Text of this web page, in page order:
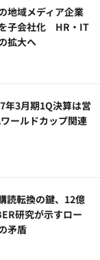
地域メディア企業
を子会社化 HR・IT
拡大へ
年3月期1Q決算は営
ールドカップ関連
読転換の鍵、12億
研究が示すロー
矛盾